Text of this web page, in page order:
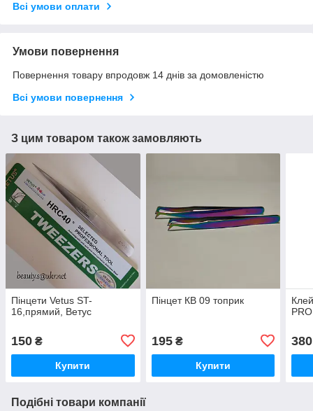
Всі умови оплати
Умови повернення
Повернення товару впродовж 14 днів за домовленістю
Всі умови повернення
З цим товаром також замовляють
Пінцети Vetus ST-
16,прямий, Ветус
150 ₴
Купити
Пінцет КВ 09 топрик
195₴
Купити
380
Подібні товари компанії